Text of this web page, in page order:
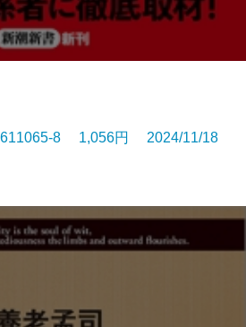
8 1,056円 2024/11/18